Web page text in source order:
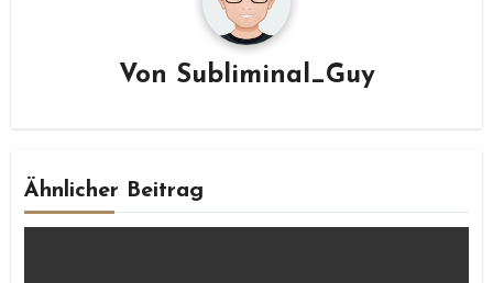
Von Subliminal_Guy
Ähnlicher Beitrag